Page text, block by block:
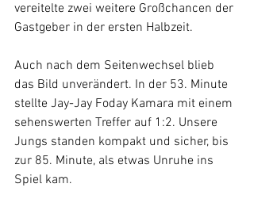
vereitelte zwei weitere Großchancen der
Gastgeber in der ersten Halbzeit.
Auch nach dem Seitenwechsel blieb
das Bild unverändert. In der 53. Minute
stellte Jay-Jay Foday Kamara mit einem
sehenswerten Treffer auf 1:2. Unsere
Jungs standen kompakt und sicher, bis
zur 85. Minute, als etwas Unruhe ins
Spiel kam.